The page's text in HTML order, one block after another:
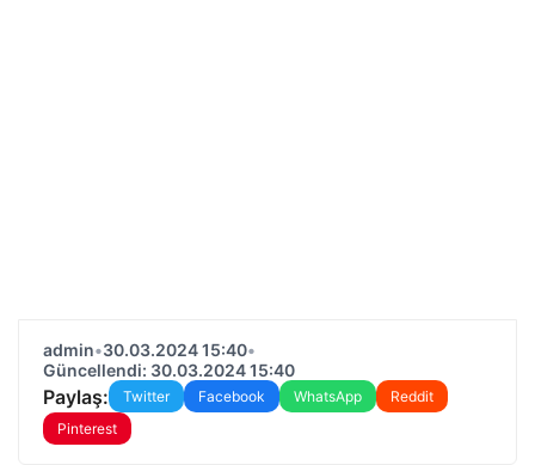
admin•30.03.2024 15:40•
Güncellendi: 30.03.2024 15:40
Paylaş: Twitter Facebook WhatsApp
Reddit
Pinterest